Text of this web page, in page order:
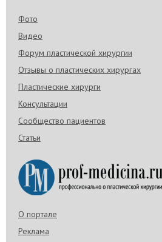
Фото
Видео
Форум пластической хирургии
Отзывы о пластических хирургах
Пластические хирурги
Консультации
Сообщество пациентов
Статьи
О портале
Реклама